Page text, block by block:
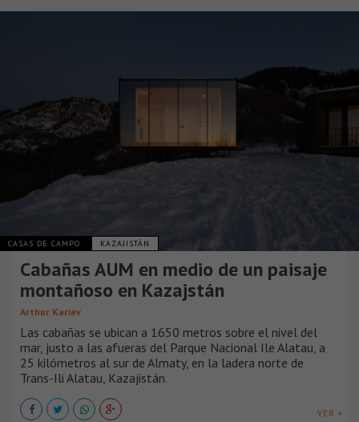
CASAS DE CAMPO KAZAJISTÁN
Cabañas AUM en medio de un paisaje
montañoso en Kazajstán
Arthur Kariev
Las cabañas se ubican a 1650 metros sobre el nivel del
mar, justo a las afueras del Parque Nacional Ile Alatau, a
25 kilómetros al sur de Almaty, en la ladera norte de
Trans-Ili Alatau, Kazajistán.
VER +